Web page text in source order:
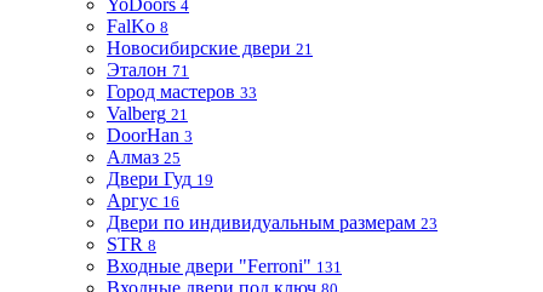
YoDoors 4
FalKo 8
Новосибирские двери 21
Эталон 71
Город мастеров 33
Valberg 21
DoorHan 3
Алмаз 25
Двери Гуд 19
Аргус 16
Двери по индивидуальным размерам 23
STR 8
Входные двери "Ferroni" 131
Входные двери под ключ